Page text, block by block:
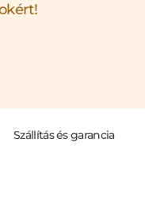
Szállítás és garancia